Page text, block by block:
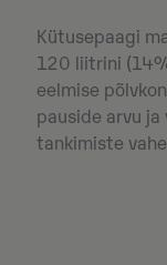
Kütusepaagi
120 liitrini
eelmise
pauside arvu
tankimiste